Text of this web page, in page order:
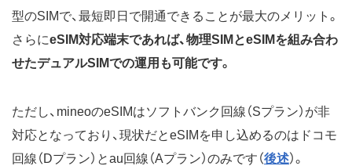
型のSIMで、最短即日で開通できることが最大のメリット。
さらにeSIM対応端末であれば、物理SIMとeSIMを組み合わ
せたデュアルSIMでの運用も可能です。
ただし、mineoのeSIMはソフトバンク回線（Sプラン）が非
対応となっており、現状だとeSIMを申し込めるのはドコモ
回線（Dプラン）とau回線（Aプラン）のみです（後述）。